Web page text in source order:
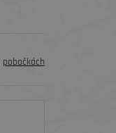
pobočkách